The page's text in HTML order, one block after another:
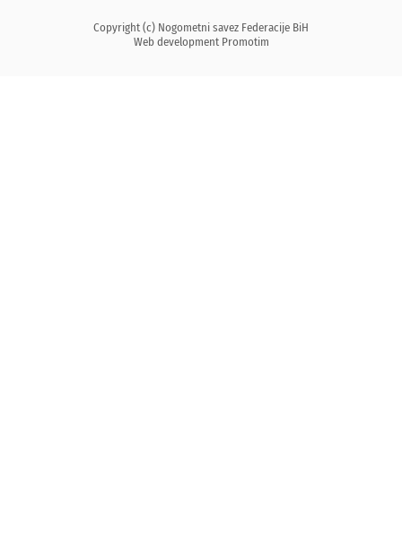
Copyright (c) Nogometni savez Federacije BiH
Web development Promotim